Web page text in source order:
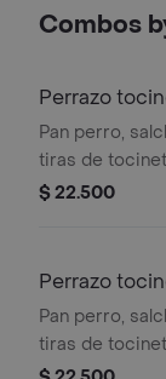
Combos
Perrazo
cero
Pan perro,
tiras de
cebolla grille,
$ 22.500
Perrazo
400ml
Pan perro,
tiras de
cebolla grille,